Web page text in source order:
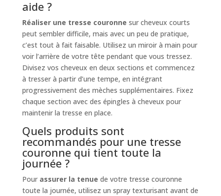
aide ?
Réaliser une tresse couronne sur cheveux courts
peut sembler difficile, mais avec un peu de pratique,
c’est tout à fait faisable. Utilisez un miroir à main pour
voir l’arrière de votre tête pendant que vous tressez.
Divisez vos cheveux en deux sections et commencez
à tresser à partir d’une tempe, en intégrant
progressivement des mèches supplémentaires. Fixez
chaque section avec des épingles à cheveux pour
maintenir la tresse en place.
Quels produits sont
recommandés pour une tresse
couronne qui tient toute la
journée ?
Pour assurer la tenue de votre tresse couronne
toute la journée, utilisez un spray texturisant avant de